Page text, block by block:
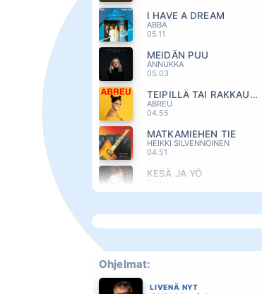
I HAVE A DREAM
ABBA
05.11
MEIDÄN PUU
ANNUKKA
05.03
TEIPILLÄ TAI RAKKAUDELLA
ABREU
04.55
MATKAMIEHEN TIE
HEIKKI SILVENNOINEN
04.51
KESÄ JA YÖ
04.46
SURU TEKI TAAS KODIN SUN SISÄÄN
04.43
KYYNELII
EVELINA
04.36
Ohjelmat:
LIVENÄ NYT